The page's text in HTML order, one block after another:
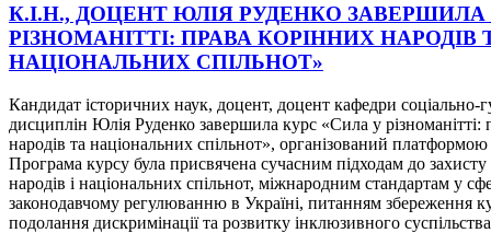
К.І.Н., ДОЦЕНТ ЮЛІЯ РУДЕНКО
РІЗНОМАНІТТІ: ПРАВА КОРІННИХ НАРОДІВ
НАЦІОНАЛЬНИХ СПІЛЬНОТ»
Кандидат історичних наук, доцент, доцент кафедри соціально-
дисциплін Юлія Руденко завершила курс «Сила у різноманітті:
народів та національних спільнот», організований
Програма курсу була присвячена сучасним підходам до
народів і національних спільнот, міжнародним стандартам у
законодавчому регулюванню в Україні, питанням збереження
подолання дискримінації та розвитку інклюзивного